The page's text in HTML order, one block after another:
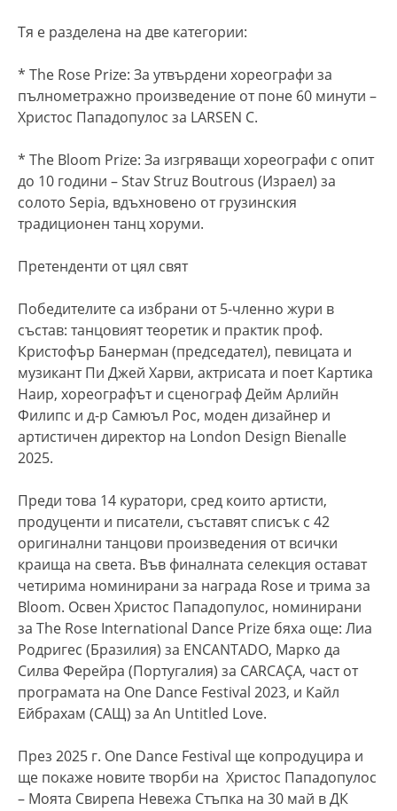
Тя е разделена на две категории:
* The Rose Prize: За утвърдени хореографи за
пълнометражно произведение от поне 60 минути –
Христос Пападопулос за LARSEN C.
* The Bloom Prize: За изгряващи хореографи с опит
до 10 години – Stav Struz Boutrous (Израел) за
солото Sepia, вдъхновено от грузинския
традиционен танц хоруми.
Претенденти от цял свят
Победителите са избрани от 5-членно жури в
състав: танцовият теоретик и практик проф.
Кристофър Банерман (председател), певицата и
музикант Пи Джей Харви, актрисата и поет Картика
Наир, хореографът и сценограф Дейм Арлийн
Филипс и д-р Самюъл Рос, моден дизайнер и
артистичен директор на London Design Bienalle
2025.
Преди това 14 куратори, сред които артисти,
продуценти и писатели, съставят списък с 42
оригинални танцови произведения от всички
краища на света. Във финалната селекция остават
четирима номинирани за награда Rose и трима за
Bloom. Освен Христос Пападопулос, номинирани
за The Rose International Dance Prize бяха още: Лиа
Родригес (Бразилия) за ENCANTADO, Марко да
Силва Ферейра (Португалия) за CARCAÇA, част от
програмата на One Dance Festival 2023, и Кайл
Ейбрахам (САЩ) за An Untitled Love.
През 2025 г. One Dance Festival ще копродуцира и
ще покаже новите творби на Христос Пападопулос
– Моята Свирепа Невежа Стъпка на 30 май в ДК